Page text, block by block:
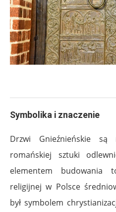
Symbolika i znaczenie
Drzwi Gnieźnieńskie
romańskiej sztuki
elementem budowania
religijnej w Polsce
był symbolem